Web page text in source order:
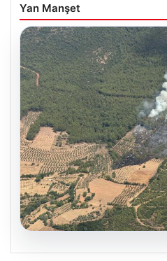
Yan Manşet
05.08.2026